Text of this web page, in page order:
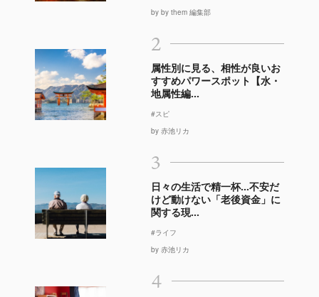
by by them 編集部
2
属性別に見る、相性が良いお
すすめパワースポット【水・
地属性編...
#スピ
by 赤池リカ
3
日々の生活で精一杯…不安だ
けど動けない「老後資金」に
関する現...
#ライフ
by 赤池リカ
4